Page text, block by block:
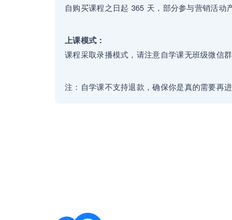
自购买课程之日起 365 天，部分参与营销活动
上课模式：
课程采取录播模式，请注意自学课无班级微信
注：自学课不支持退款，确保你是真的需要再